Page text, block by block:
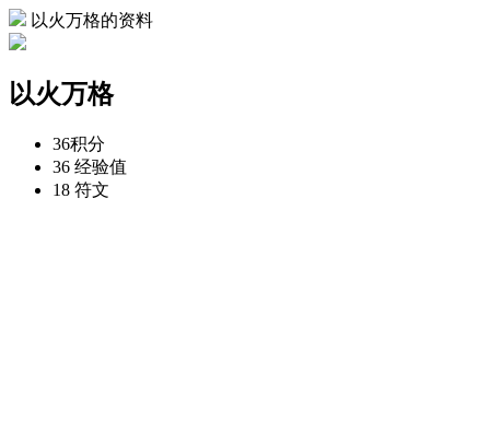
以火万格的资料
以火万格
36积分
36 经验值
18 符文